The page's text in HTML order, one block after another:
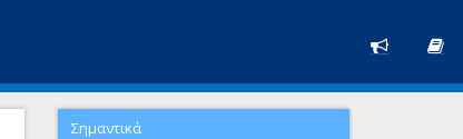
Σημαντικά